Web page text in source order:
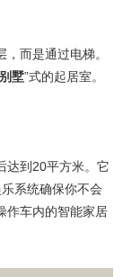
而是通过电梯。
墅”式的起居室。
达到20平方米。它
系统确保你不会
作车内的智能家居